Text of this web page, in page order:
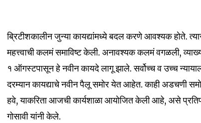
Join our community of
SUBSCRIBERS and be part
of the conversation.
ब्रिटीशकालीन जुन्या कायद्यांमध्ये बदल करणे आवश्यक होते.
महत्त्वाची कलमं समाविष्ट केली. अनावश्यक कलमं वगळली,
१ ऑगस्टपासून हे नवीन कायदे लागू झाले. सर्वोच्च व उच्च
दरम्यान कायद्याचे नवीन पैलू समोर येत आहेत. काही अडचणी
हवे, याकरिता आजची कार्यशाळा आयोजित केली आहे, असे
गोसावी यांनी केले.